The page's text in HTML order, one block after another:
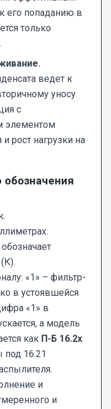
его попаданию в
только
ведет к
уносу
с
элементом
рост нагрузки на
обозначения
«1» – фильтр-
в устоявшейся
«1» в
а модель
как П-Б 16.2х.
под 16.21
и
и